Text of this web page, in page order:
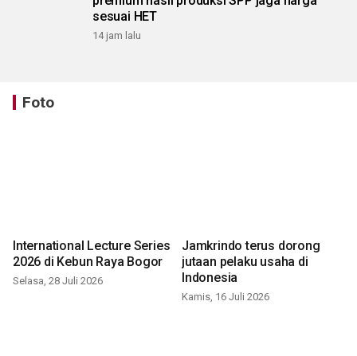
sesuai HET
14 jam lalu
Foto
International Lecture Series
2026 di Kebun Raya Bogor
Selasa, 28 Juli 2026
Jamkrindo terus dorong
jutaan pelaku usaha di
Indonesia
Kamis, 16 Juli 2026